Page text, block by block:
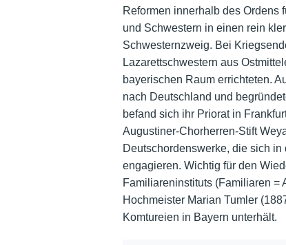
Reformen innerhalb des Ordens
und Schwestern in einen rein
Schwesternzweig. Bei
Lazarettschwestern aus
bayerischen Raum errichteten.
nach Deutschland und
befand sich ihr Priorat in
Augustiner-Chorherren-Stift
Deutschordenswerke, die sich
engagieren. Wichtig für den
Familiareninstituts (Familiaren =
Hochmeister Marian Tumler
Komtureien in Bayern unterhält.